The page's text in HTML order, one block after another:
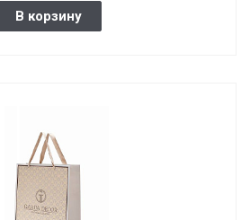
В корзину